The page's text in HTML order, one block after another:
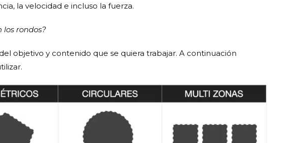
la velocidad e incluso la fuerza.
los rondos?
objetivo y contenido que se quiera trabajar. A continuación